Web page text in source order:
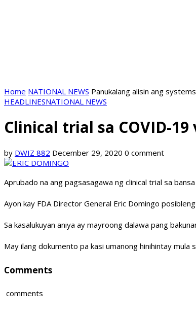
Home NATIONAL NEWS Panukalang alisin ang
HEADLINESNATIONAL NEWS
Clinical trial sa COVID-
by DWIZ 882 December 29, 2020 0 comment
Aprubado na ang pagsasagawa ng clinical trial sa
Ayon kay FDA Director General Eric Domingo
Sa kasalukuyan aniya ay mayroong dalawa pang
May ilang dokumento pa kasi umanong hinihintay mula
Comments
comments